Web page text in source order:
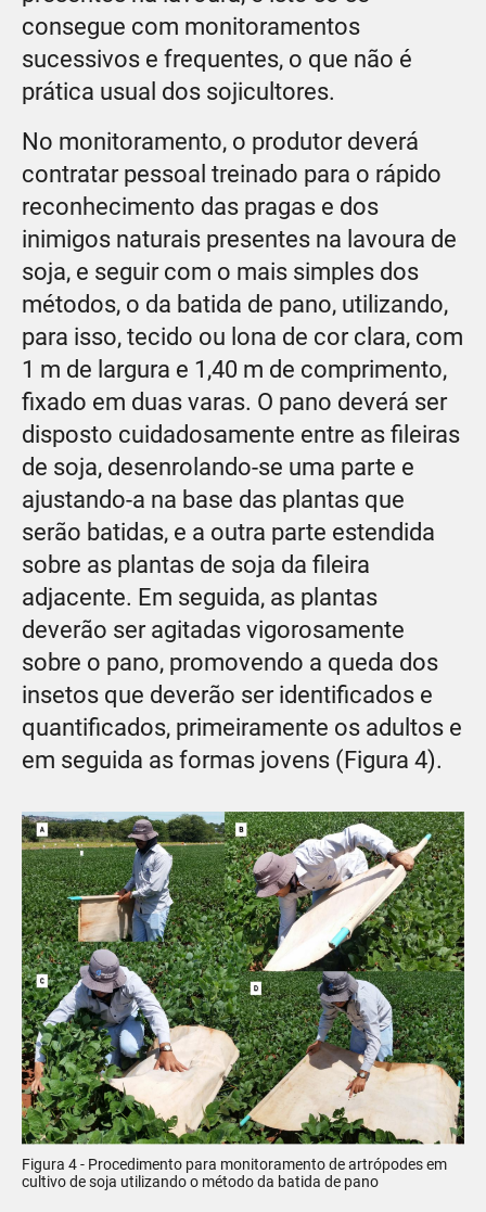
consegue com monitoramentos
sucessivos e frequentes, o que não é
prática usual dos sojicultores.
No monitoramento, o produtor deverá
contratar pessoal treinado para o rápido
reconhecimento das pragas e dos
inimigos naturais presentes na lavoura de
soja, e seguir com o mais simples dos
métodos, o da batida de pano, utilizando,
para isso, tecido ou lona de cor clara, com
1 m de largura e 1,40 m de comprimento,
fixado em duas varas. O pano deverá ser
disposto cuidadosamente entre as fileiras
de soja, desenrolando-se uma parte e
ajustando-a na base das plantas que
serão batidas, e a outra parte estendida
sobre as plantas de soja da fileira
adjacente. Em seguida, as plantas
deverão ser agitadas vigorosamente
sobre o pano, promovendo a queda dos
insetos que deverão ser identificados e
quantificados, primeiramente os adultos e
em seguida as formas jovens (Figura 4).
Figura 4 - Procedimento para monitoramento de artrópodes em
cultivo de soja utilizando o método da batida de pano